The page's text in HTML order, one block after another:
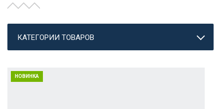
КАТЕГОРИИ ТОВАРОВ
НОВИНКА